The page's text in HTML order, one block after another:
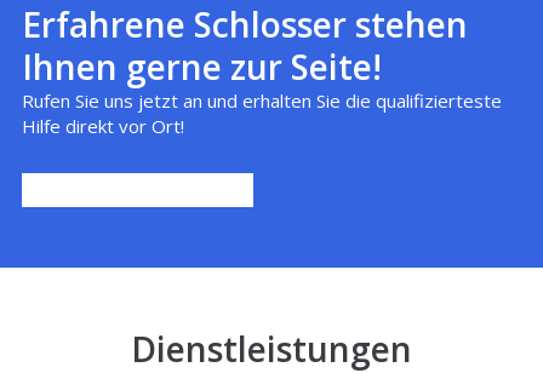
Erfahrene Schlosser stehen
Ihnen gerne zur Seite!
Rufen Sie uns jetzt an und erhalten Sie die qualifizierteste
Hilfe direkt vor Ort!
Dienstleistungen